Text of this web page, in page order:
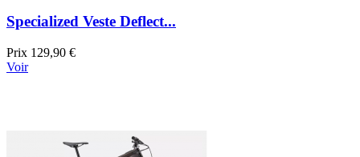
Specialized Veste Deflect...
Prix 129,90 €
Voir